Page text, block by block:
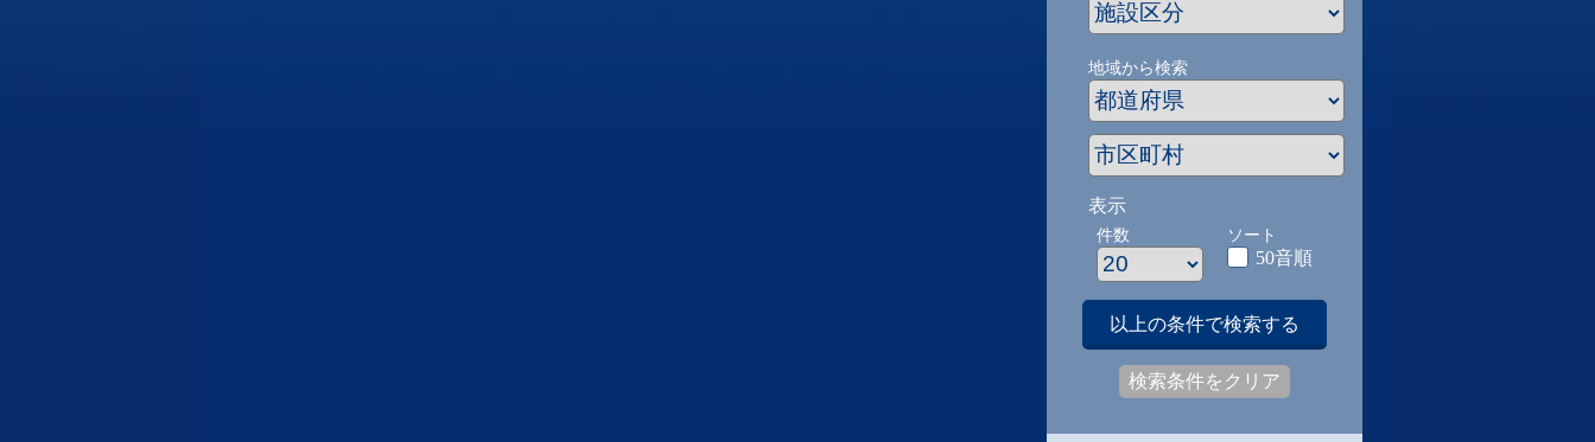
地域から検索
表示
件数 ソート
50音順
以上の条件で検索する
検索条件をクリア